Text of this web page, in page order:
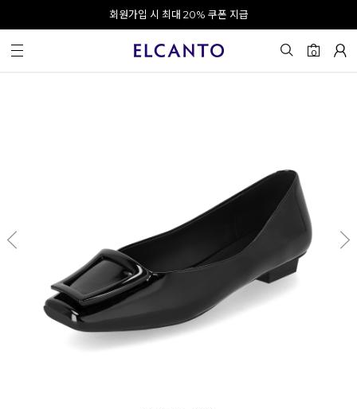
오전 10시 이전 결제 완료 시 오늘 출발!
회원가입 시 최대 20% 쿠폰 지급
0